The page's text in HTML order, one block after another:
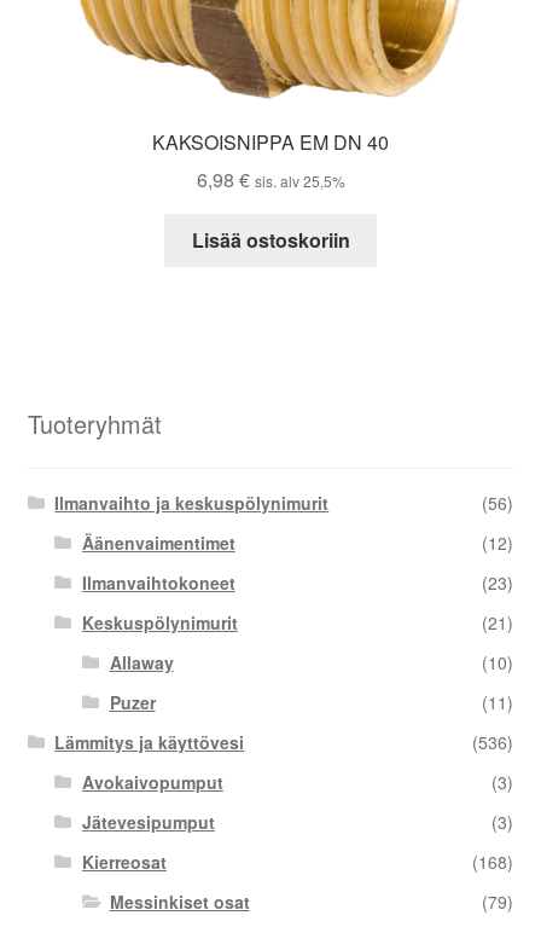
KAKSOISNIPPA EM DN 40
6,98 € sis. alv 25,5%
Lisää ostoskoriin
Tuoteryhmät
Ilmanvaihto ja keskuspölynimurit
(56)
Äänenvaimentimet
(12)
Ilmanvaihtokoneet
(23)
Keskuspölynimurit
(21)
Allaway
(10)
Puzer
(11)
Lämmitys ja käyttövesi
(536)
Avokaivopumput
(3)
Jätevesipumput
(3)
Kierreosat
(168)
Messinkiset osat
(79)